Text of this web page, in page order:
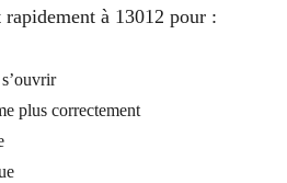
à 13012 pour :
plus correctement